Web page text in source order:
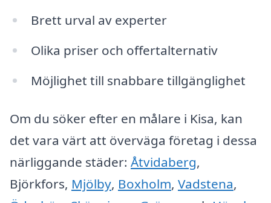
Brett urval av experter
Olika priser och offertalternativ
Möjlighet till snabbare tillgänglighet
Om du söker efter en målare i Kisa, kan
det vara värt att överväga företag i dessa
närliggande städer: Åtvidaberg,
Björkfors, Mjölby, Boxholm, Vadstena,